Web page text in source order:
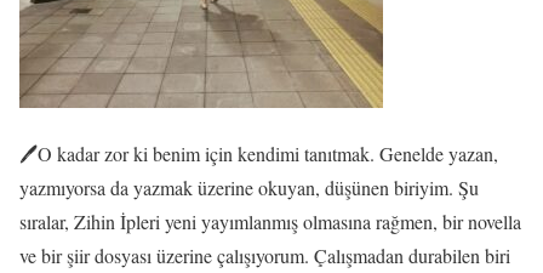
🖊️O kadar zor ki benim için kendimi tanıtmak. Genelde yazan,
yazmıyorsa da yazmak üzerine okuyan, düşünen biriyim. Şu
sıralar, Zihin İpleri yeni yayımlanmış olmasına rağmen, bir novella
ve bir şiir dosyası üzerine çalışıyorum. Çalışmadan durabilen biri